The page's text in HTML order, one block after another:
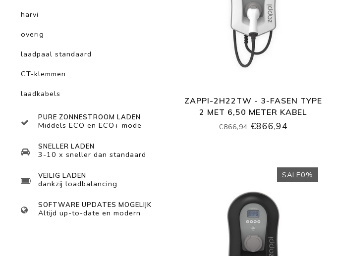
harvi
overig
laadpaal standaard
CT-klemmen
laadkabels
PURE ZONNESTROOM LADEN
Middels ECO en ECO+ mode
SNELLER LADEN
3-10 x sneller dan standaard
VEILIG LADEN
dankzij loadbalancing
SOFTWARE UPDATES MOGELIJK
Altijd up-to-date en modern
ZAPPI-2H22TW - 3-FASEN TYPE
2 MET 6,50 METER KABEL
€866,94€866,94
SALE0%